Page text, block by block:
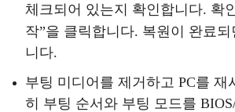
체크되어 있는지 확인합니다. 확
작”을 클릭합니다. 복원이 완료
니다.
부팅 미디어를 제거하고 PC를 재
히 부팅 순서와 부팅 모드를